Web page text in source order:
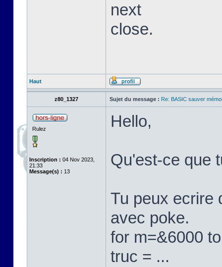
next
close.
Haut
z80_1327 Sujet du message : Re: BASIC sauver
Rulez
Inscription : 04 Nov 2023,
21:33
Message(s) : 13
Hello,
Qu'est-ce que
Tu peux ecrire
avec poke.
for m=&6000
truc = ...